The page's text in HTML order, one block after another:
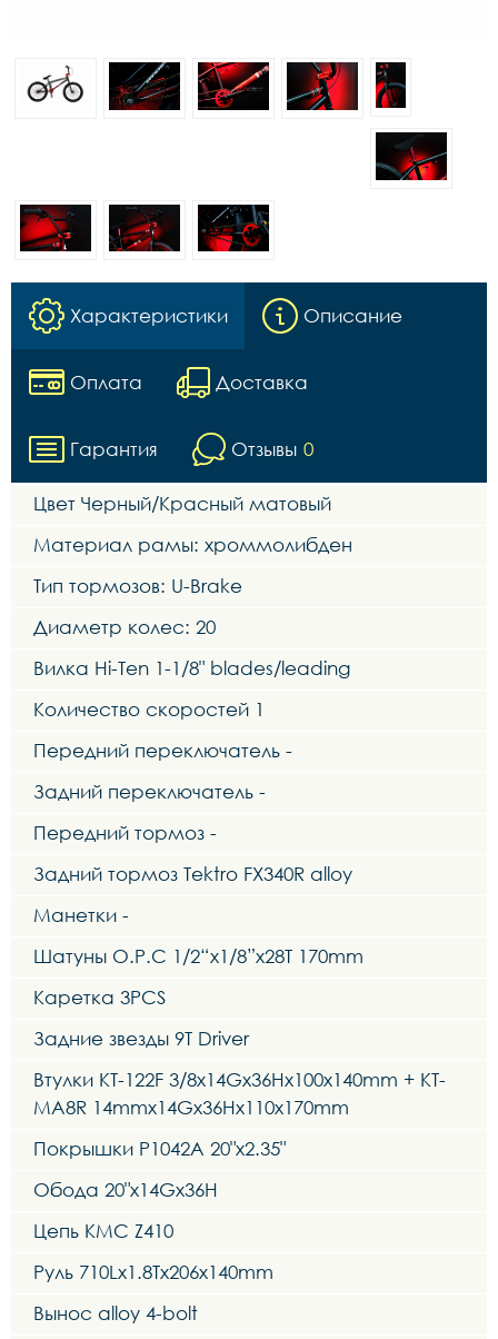
Характеристики Описание
Оплата Доставка
Гарантия Отзывы 0
Цвет Черный/Красный матовый
Материал рамы: хроммолибден
Тип тормозов: U-Brake
Диаметр колес: 20
Вилка Hi-Ten 1-1/8" blades/leading
Количество скоростей 1
Передний переключатель -
Задний переключатель -
Передний тормоз -
Задний тормоз Tektro FX340R alloy
Манетки -
Шатуны O.P.C 1/2“x1/8”x28T 170mm
Каретка 3PCS
Задние звезды 9Т Driver
Втулки KT-122F 3/8x14Gx36Hx100x140mm + KT-
MA8R 14mmx14Gx36Hx110x170mm
Покрышки P1042A 20"x2.35"
Обода 20"x14Gx36H
Цепь KMC Z410
Руль 710Lx1.8Tx206x140mm
Вынос alloy 4-bolt